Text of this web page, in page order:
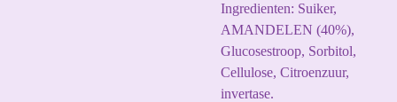
Ingredienten: Suiker,
AMANDELEN (40%),
Glucosestroop, Sorbitol,
Cellulose, Citroenzuur,
invertase.